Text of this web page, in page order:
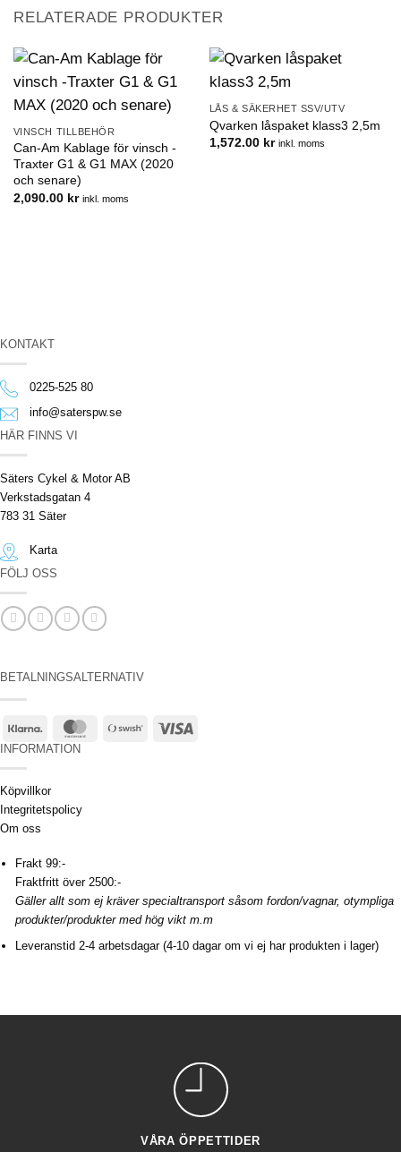
RELATERADE PRODUKTER
VINSCH TILLBEHÖR
Can-Am Kablage för vinsch -
Traxter G1 & G1 MAX (2020
och senare)
2,090.00 kr inkl. moms
LÅS & SÄKERHET SSV/UTV
Qvarken låspaket klass3 2,5m
1,572.00 kr inkl. moms
KONTAKT
0225-525 80
info@saterspw.se
HÄR FINNS VI
Säters Cykel & Motor AB
Verkstadsgatan 4
783 31 Säter
Karta
FÖLJ OSS
BETALNINGSALTERNATIV
Klarna MasterCardSwish
INFORMATION
Köpvillkor
Integritetspolicy
Om oss
Frakt 99:-
Fraktfritt över 2500:-
Gäller allt som ej kräver specialtransport såsom fordon/vagnar, otympliga
produkter/produkter med hög vikt m.m
Leveranstid 2-4 arbetsdagar (4-10 dagar om vi ej har produkten i lager)
VÅRA ÖPPETTIDER